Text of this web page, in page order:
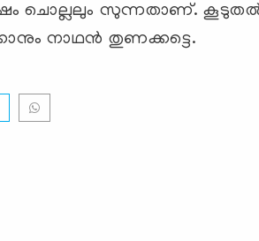
ചൊല്ലലും സുന്നതാണ്.
നാഥന്‍ തുണക്കട്ടെ.